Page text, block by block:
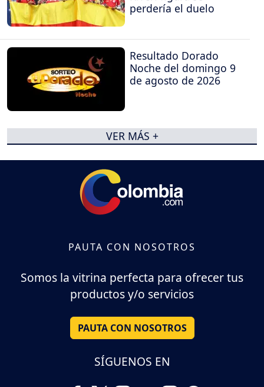
perdería el duelo
Resultado Dorado
Noche del domingo 9
de agosto de 2026
VER MÁS +
PAUTA CON NOSOTROS
Somos la vitrina perfecta para ofrecer tus
productos y/o servicios
PAUTA CON NOSOTROS
SÍGUENOS EN